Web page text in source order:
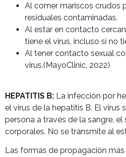
Al comer mariscos crudos
residuales contaminadas.
Al estar en contacto
tiene el virus, incluso si no
Al tener contacto sexual
virus.(MayoClinic, 2022)
HEPATITIS B: La infección por
el virus de la hepatitis B. El virus
persona a través de la sangre,
corporales. No se transmite al
Las formas de propagación